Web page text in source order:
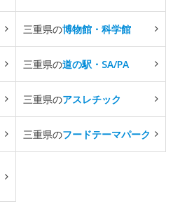
三重県の博物館・科学館
三重県の道の駅・SA/PA
三重県のアスレチック
三重県のフードテーマパーク